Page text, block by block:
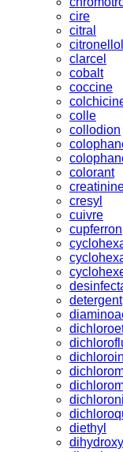
cire
citral
clarcel
cobalt
coccine
colle
collodion
colorant
cresyl
cuivre
cupferron
detergent
diethyl